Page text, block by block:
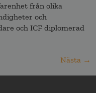
från olika
och
och ICF diplomerad
Nästa →